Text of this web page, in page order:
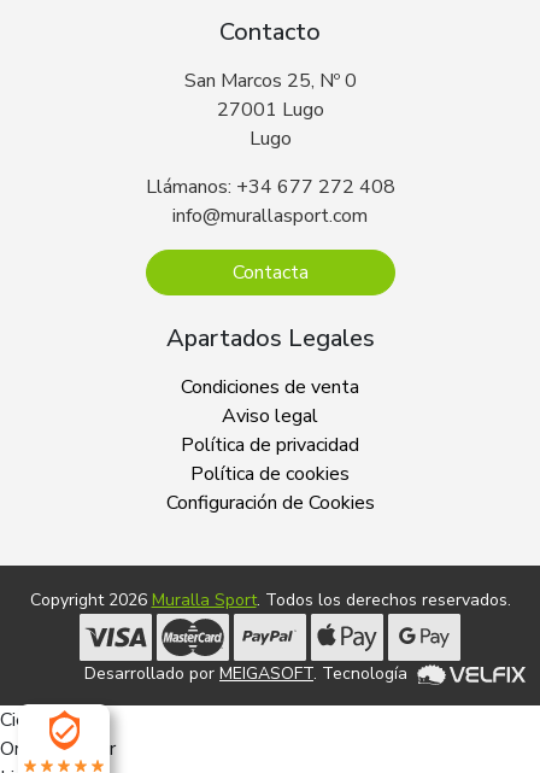
Contacto
San Marcos 25, Nº 0
27001 Lugo
Lugo
Llámanos: +34 677 272 408
info@murallasport.com
Contacta
Apartados Legales
Condiciones de venta
Aviso legal
Política de privacidad
Política de cookies
Configuración de Cookies
Copyright 2026 Muralla Sport. Todos los derechos reservados.
Desarrollado por MEIGASOFT. Tecnología
Cierra
Ordenado por